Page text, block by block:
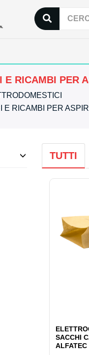
E RICAMBI PER
E RICAMBI PER
TUTTI
SACCHI
ALFATEC